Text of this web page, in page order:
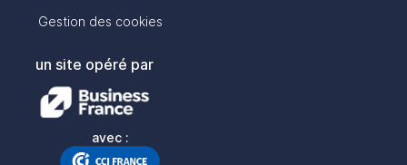
Gestion des cookies
un site opéré par
avec :